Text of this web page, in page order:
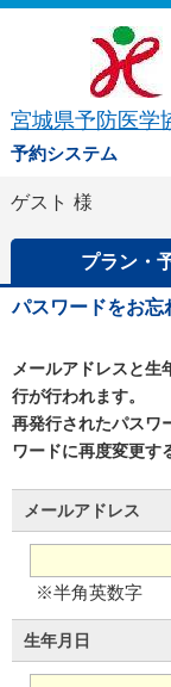
宮城県予防医学
予約システム
ゲスト 様
プラン・
パスワードをお忘
メールアドレスと生
行が行われます。
再発行されたパスワ
ワードに再度変更す
メールアドレス
※半角英数字
生年月日